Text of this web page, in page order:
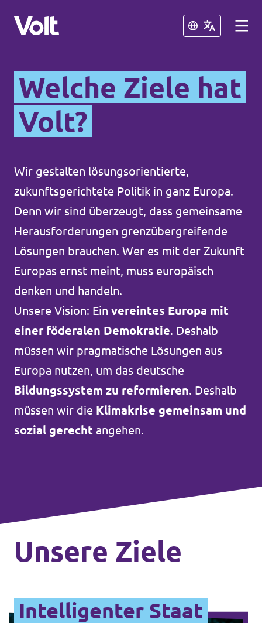
Schließen
Volt in Deutschland
Volt in deinem Bundesland
Schließen
Über Volt
Menschen
Neuigkeiten
Deine Spende für Volt!
Mache bei uns mit!
Pressemitteilungen
Welche Ziele hat
Volt?
Wir gestalten lösungsorientierte,
zukunftsgerichtete Politik in ganz Europa.
Denn wir sind überzeugt, dass gemeinsame
Herausforderungen grenzübergreifende
Lösungen brauchen. Wer es mit der Zukunft
Europas ernst meint, muss europäisch
denken und handeln.
Unsere Vision: Ein vereintes Europa mit
einer föderalen Demokratie. Deshalb
müssen wir pragmatische Lösungen aus
Europa nutzen, um das deutsche
Bildungssystem zu reformieren. Deshalb
müssen wir die Klimakrise gemeinsam und
sozial gerecht angehen.
Unsere Ziele
Intelligenter Staat